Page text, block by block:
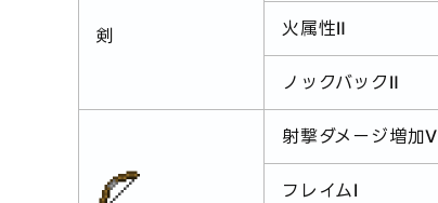
剣 火属性Ⅱ
ノックバックⅡ
射撃ダメージ増加Ⅴ
フレイムⅠ